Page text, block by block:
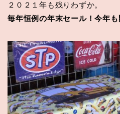
２０２１年も残りわずか。
毎年恒例の年末セール！今年も